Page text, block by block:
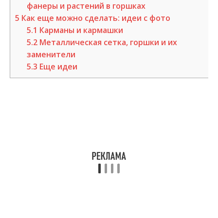
фанеры и растений в горшках
5 Как еще можно сделать: идеи с фото
5.1 Карманы и кармашки
5.2 Металлическая сетка, горшки и их
заменители
5.3 Еще идеи